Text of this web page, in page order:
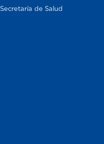
Secretaría de Salud